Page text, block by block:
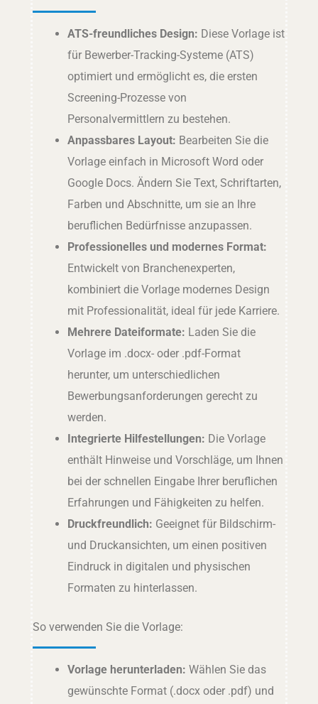
ATS-freundliches Design: Diese Vorlage ist
für Bewerber-Tracking-Systeme (ATS)
optimiert und ermöglicht es, die ersten
Screening-Prozesse von
Personalvermittlern zu bestehen.
Anpassbares Layout: Bearbeiten Sie die
Vorlage einfach in Microsoft Word oder
Google Docs. Ändern Sie Text, Schriftarten,
Farben und Abschnitte, um sie an Ihre
beruflichen Bedürfnisse anzupassen.
Professionelles und modernes Format:
Entwickelt von Branchenexperten,
kombiniert die Vorlage modernes Design
mit Professionalität, ideal für jede Karriere.
Mehrere Dateiformate: Laden Sie die
Vorlage im .docx- oder .pdf-Format
herunter, um unterschiedlichen
Bewerbungsanforderungen gerecht zu
werden.
Integrierte Hilfestellungen: Die Vorlage
enthält Hinweise und Vorschläge, um Ihnen
bei der schnellen Eingabe Ihrer beruflichen
Erfahrungen und Fähigkeiten zu helfen.
Druckfreundlich: Geeignet für Bildschirm-
und Druckansichten, um einen positiven
Eindruck in digitalen und physischen
Formaten zu hinterlassen.
So verwenden Sie die Vorlage:
Vorlage herunterladen: Wählen Sie das
gewünschte Format (.docx oder .pdf) und